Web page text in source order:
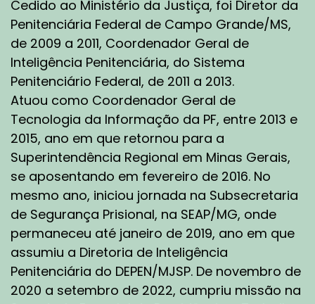
Cedido ao Ministério da Justiça, foi Diretor da
Penitenciária Federal de Campo Grande/MS,
de 2009 a 2011, Coordenador Geral de
Inteligência Penitenciária, do Sistema
Penitenciário Federal, de 2011 a 2013.
Atuou como Coordenador Geral de
Tecnologia da Informação da PF, entre 2013 e
2015, ano em que retornou para a
Superintendência Regional em Minas Gerais,
se aposentando em fevereiro de 2016. No
mesmo ano, iniciou jornada na Subsecretaria
de Segurança Prisional, na SEAP/MG, onde
permaneceu até janeiro de 2019, ano em que
assumiu a Diretoria de Inteligência
Penitenciária do DEPEN/MJSP. De novembro de
2020 a setembro de 2022, cumpriu missão na